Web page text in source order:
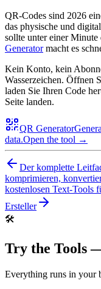
QR-Codes sind 2026
das physische und
sollte unter einer Minute
Generatormacht es
Kein Konto, kein
Wasserzeichen. Öffnen
laden Sie Ihren Code
Seite landen.
QR Generator
data.Open the tool →
Der komplette
komprimieren,
kostenlosen Text-Tools
Ersteller
🛠️
Try the Tools
Everything runs in your